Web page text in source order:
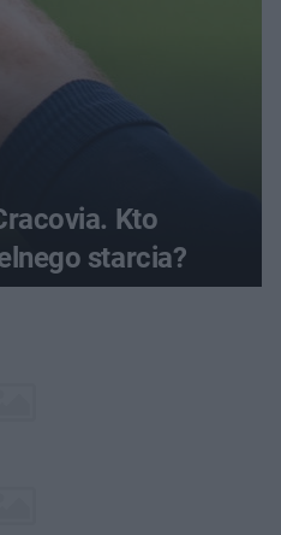
Kto
starcia?